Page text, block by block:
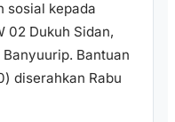
sosial kepada
02 Dukuh Sidan,
Bantuan
diserahkan Rabu